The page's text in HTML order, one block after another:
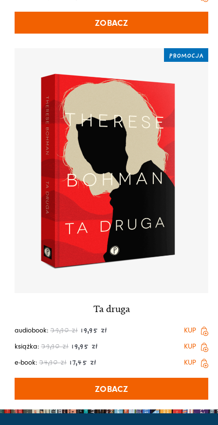
ZOBACZ
PROMOCJA
Ta druga
audiobook: 39,90zł 19,95 zł
KUP
książka: 39,90zł 19,95 zł
KUP
e-book: 34,90zł 17,45 zł KUP
ZOBACZ